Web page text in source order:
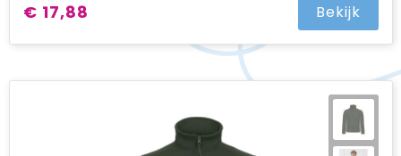
€ 17,88 Bekijk